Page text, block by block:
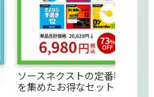
ソースネクストの定番製品
を集めたお得なセット